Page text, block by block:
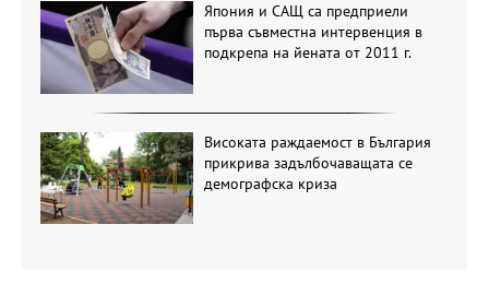
Япония и САЩ са предприели
първа съвместна интервенция в
подкрепа на йената от 2011 г.
Високата раждаемост в България
прикрива задълбочаващата се
демографска криза